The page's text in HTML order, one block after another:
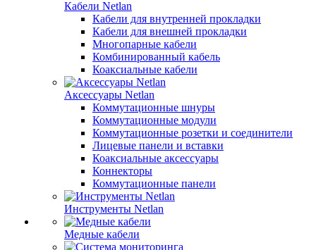
Кабели Netlan
Кабели для внутренней прокладки
Кабели для внешней прокладки
Многопарные кабели
Комбинированный кабель
Коаксиальные кабели
Аксессуары Netlan
Коммутационные шнуры
Коммутационные модули
Коммутационные розетки и соединители
Лицевые панели и вставки
Коаксиальные аксессуары
Коннекторы
Коммутационные панели
Инструменты Netlan
Медные кабели